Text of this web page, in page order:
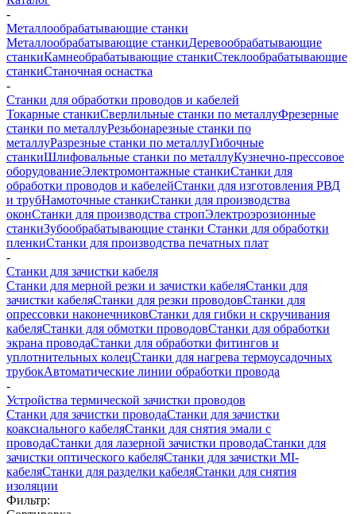
-
Металлообрабатывающие станки
Металлообрабатывающие станкиДеревообрабатывающие
станкиКамнеобрабатывающие станкиСтеклообрабатывающие
станкиСтаночная оснастка
-
Станки для обработки проводов и кабелей
Токарные станкиСверлильные станки по металлуФрезерные
станки по металлуРезьбонарезные станки по
металлуРазрезные станки по металлуГибочные
станкиШлифовальные станки по металлуКузнечно-прессовое
оборудованиеЭлектромонтажные станкиСтанки для
обработки проводов и кабелейСтанки для изготовления РВД
и трубНамоточные станкиСтанки для производства
оконСтанки для производства стропЭлектроэрозионные
станкиЗубообрабатывающие станки Станки для обработки
пленкиСтанки для производства печатных плат
-
Станки для зачистки кабеля
Станки для мерной резки и зачистки кабеляСтанки для
зачистки кабеляСтанки для резки проводовСтанки для
опрессовки наконечниковСтанки для гибки и скручивания
кабеляСтанки для обмотки проводовСтанки для обработки
экрана проводаСтанки для обработки фитингов и
уплотнительных колецСтанки для нагрева термоусадочных
трубокАвтоматические линии обработки провода
-
Устройства термической зачистки проводов
Станки для зачистки проводаСтанки для зачистки
коаксиального кабеляСтанки для снятия эмали с
проводаСтанки для лазерной зачистки проводаСтанки для
зачистки оптического кабеляСтанки для зачистки MI-
кабеляСтанки для разделки кабеляСтанки для снятия
изоляции
Фильтр: